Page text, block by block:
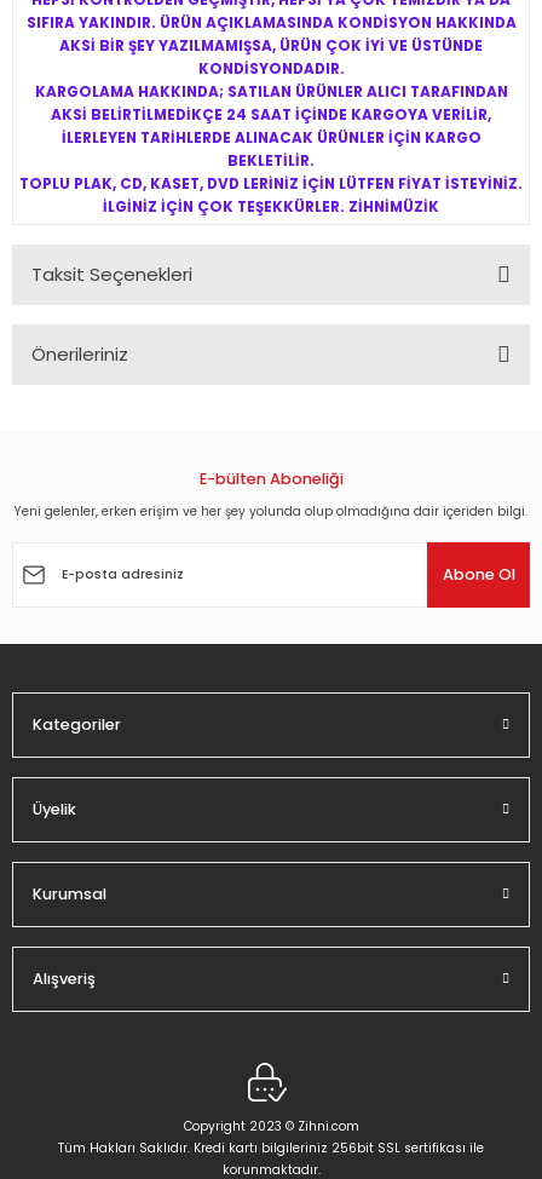
SIFIRA YAKINDIR. ÜRÜN AÇIKLAMASINDA KONDİSYON HAKKINDA
AKSİ BİR ŞEY YAZILMAMIŞSA, ÜRÜN ÇOK İYİ VE ÜSTÜNDE
KONDİSYONDADIR.
KARGOLAMA HAKKINDA; SATILAN ÜRÜNLER ALICI TARAFINDAN
AKSİ BELİRTİLMEDİKÇE 24 SAAT İÇİNDE KARGOYA VERİLİR,
İLERLEYEN TARİHLERDE ALINACAK ÜRÜNLER İÇİN KARGO
BEKLETİLİR.
TOPLU PLAK, CD, KASET, DVD LERİNİZ İÇİN LÜTFEN FİYAT İSTEYİNİZ.
İLGİNİZ İÇİN ÇOK TEŞEKKÜRLER. ZİHNİMÜZİK
Taksit Seçenekleri
Önerileriniz
Görüş ve önerileriniz için teşekkür ederiz.
Ürün açıklamasında eksik bilgiler bulunuyor.
E-bülten Aboneliği
Yeni gelenler, erken erişim ve her şey yolunda olup olmadığına dair içeriden bilgi.
Abone Ol
Kategoriler
Üyelik
Kurumsal
Alışveriş
Copyright 2023 © Zihni.com
Tüm Hakları Saklıdır. Kredi kartı bilgileriniz 256bit SSL sertifikası ile
korunmaktadır.